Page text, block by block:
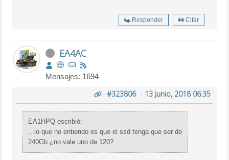
Responder Citar
EA4AC
Mensajes: 1694
#323806- 13 junio, 2018 06:35
EA1HPQ escribió:
...lo que no entiendo es que el ssd tenga que ser de
240Gb ¿no vale uno de 120?